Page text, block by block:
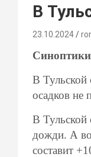
В
23.10.2024
Синоптики
В Тульской
осадков не
В Тульской
дожди. А
составит